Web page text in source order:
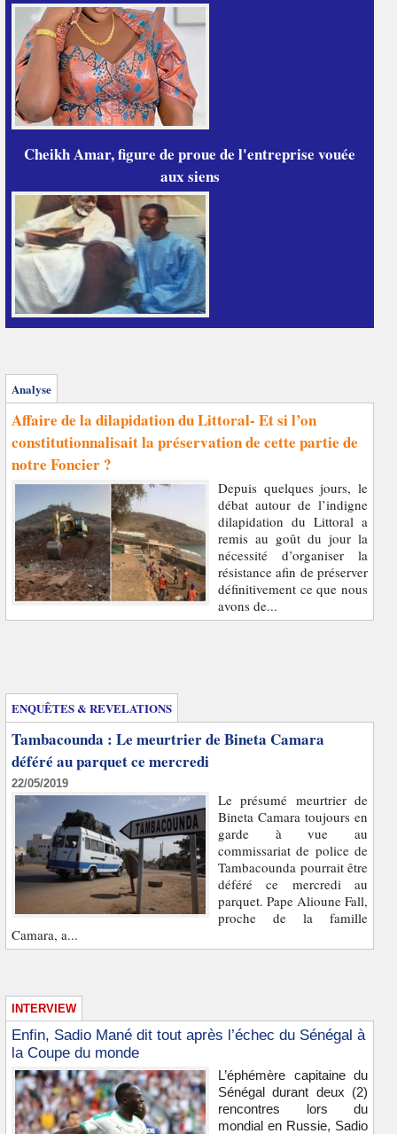
Cheikh Amar, figure de proue de l'entreprise vouée
aux siens
Analyse
Affaire de la dilapidation du Littoral- Et si l’on
constitutionnalisait la préservation de cette partie de
notre Foncier ?
Depuis quelques jours, le
débat autour de l’indigne
dilapidation du Littoral a
remis au goût du jour la
nécessité d’organiser la
résistance afin de préserver
définitivement ce que nous
avons de...
ENQUÊTES & REVELATIONS
Tambacounda : Le meurtrier de Bineta Camara
déféré au parquet ce mercredi
22/05/2019
Le présumé meurtrier de
Bineta Camara toujours en
garde à vue au
commissariat de police de
Tambacounda pourrait être
déféré ce mercredi au
parquet. Pape Alioune Fall,
proche de la famille
Camara, a...
INTERVIEW
Enfin, Sadio Mané dit tout après l’échec du Sénégal à
la Coupe du monde
L’éphémère capitaine du
Sénégal durant deux (2)
rencontres lors du
mondial en Russie, Sadio